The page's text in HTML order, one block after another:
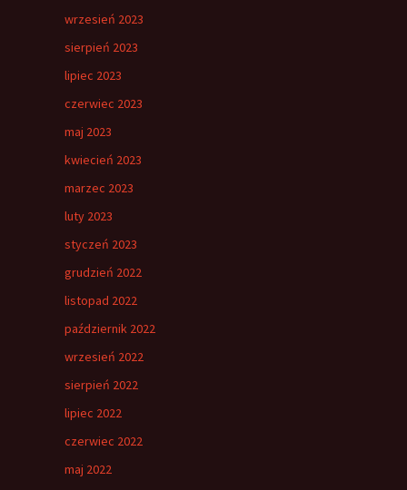
wrzesień 2023
sierpień 2023
lipiec 2023
czerwiec 2023
maj 2023
kwiecień 2023
marzec 2023
luty 2023
styczeń 2023
grudzień 2022
listopad 2022
październik 2022
wrzesień 2022
sierpień 2022
lipiec 2022
czerwiec 2022
maj 2022